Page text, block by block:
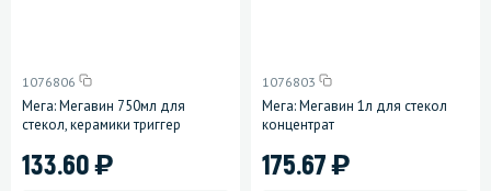
1076806
Мега: Мегавин 750мл для
стекол, керамики триггер
133.60)
1076803
Мега: Мегавин 1л для стекол
концентрат
175.67)